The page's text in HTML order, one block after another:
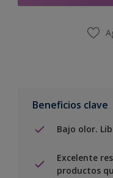
Beneficios clave
Bajo olor.
Excelente
productos